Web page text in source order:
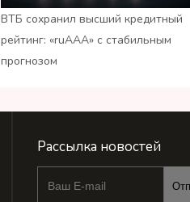
ВТБ сохранил высший кредитный
рейтинг: «ruАAA» с стабильным
прогнозом
Рассылка новостей